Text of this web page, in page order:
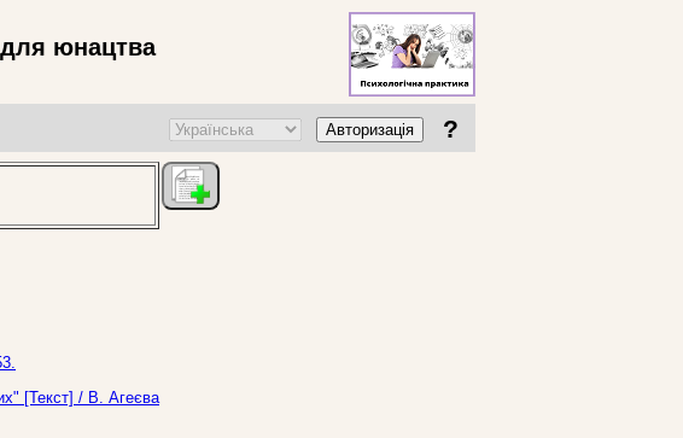
для юнацтва
Авторизація ?
[Текст] / В. Агеєва